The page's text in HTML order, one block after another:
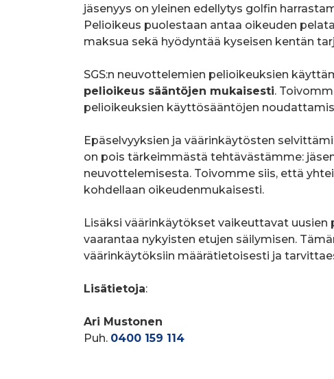
jäsenyys on yleinen edellytys golfin
Pelioikeus puolestaan antaa oikeuden
maksua sekä hyödyntää kyseisen kentän
SGS:n neuvottelemien pelioikeuksien
pelioikeus sääntöjen mukaisesti.
pelioikeuksien käyttösääntöjen
Epäselvyyksien ja väärinkäytösten
on pois tärkeimmästä tehtävästämme:
neuvottelemisesta. Toivomme siis, että
kohdellaan oikeudenmukaisesti.
Lisäksi väärinkäytökset vaikeuttavat
vaarantaa nykyisten etujen säilymisen.
väärinkäytöksiin määrätietoisesti ja
Lisätietoja:
Ari Mustonen
Puh. 0400 159 114